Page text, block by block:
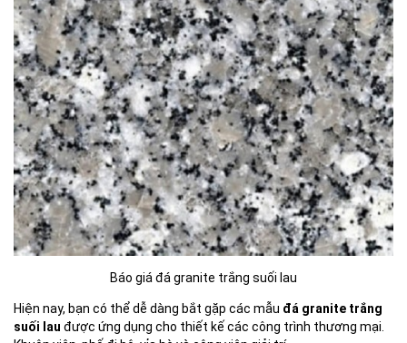
Báo giá đá granite trắng suối lau
Hiện nay, bạn có thể dễ dàng bắt gặp các mẫu đá granite trắng
suối lau được ứng dụng cho thiết kế các công trình thương mại.